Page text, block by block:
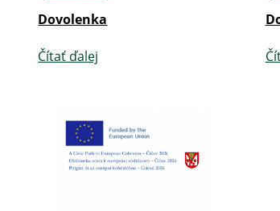
Dovolenka
Čítať ďalej